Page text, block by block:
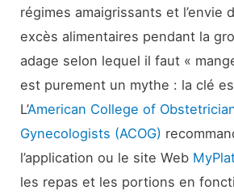
régimes amaigrissants et l’envie
excès alimentaires pendant la
adage selon lequel il faut «
est purement un mythe : la clé
L’American College of
Gynecologists (ACOG)
l’application ou le site Web
les repas et les portions en